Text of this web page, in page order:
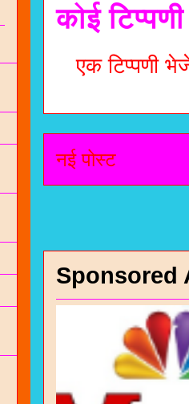
कोई
एक टिप्पणी
नई पोस्ट
Sponsored